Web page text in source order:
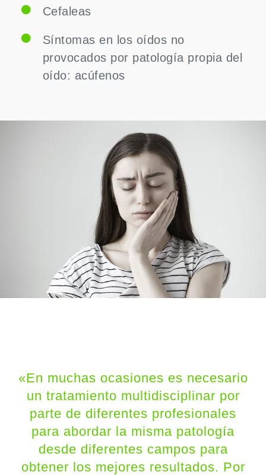
Cefaleas
Síntomas en los oídos no
provocados por patología propia del
oído: acúfenos
«En muchas ocasiones es necesario
un tratamiento multidisciplinar por
parte de diferentes profesionales
para abordar la misma patología
desde diferentes campos para
obtener los mejores resultados. Por